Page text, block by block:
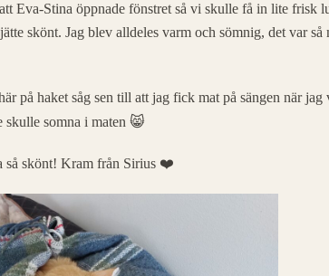
Eva-Stina öppnade fönstret så vi skulle få in lite frisk
skönt. Jag blev alldeles varm och sömnig, det var
på haket såg sen till att jag fick mat på sängen när jag
skulle somna i maten 😸
så skönt! Kram från Sirius ❤️